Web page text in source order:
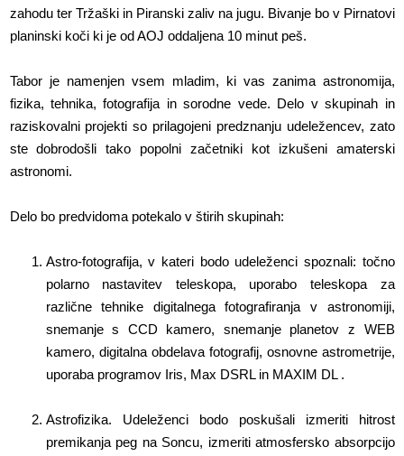
zahodu ter Tržaški in Piranski zaliv na jugu. Bivanje bo v Pirnatovi
planinski koči ki je od AOJ oddaljena 10 minut peš.
Tabor je namenjen vsem mladim, ki vas zanima astronomija,
fizika, tehnika, fotografija in sorodne vede. Delo v skupinah in
raziskovalni projekti so prilagojeni predznanju udeležencev, zato
ste dobrodošli tako popolni začetniki kot izkušeni amaterski
astronomi.
Delo bo predvidoma potekalo v štirih skupinah:
Astro-fotografija, v kateri bodo udeleženci spoznali: točno
polarno nastavitev teleskopa, uporabo teleskopa za
različne tehnike digitalnega fotografiranja v astronomiji,
snemanje s CCD kamero, snemanje planetov z WEB
kamero, digitalna obdelava fotografij, osnovne astrometrije,
uporaba programov Iris, Max DSRL in MAXIM DL .
Astrofizika. Udeleženci bodo poskušali izmeriti hitrost
premikanja peg na Soncu, izmeriti atmosfersko absorpcijo